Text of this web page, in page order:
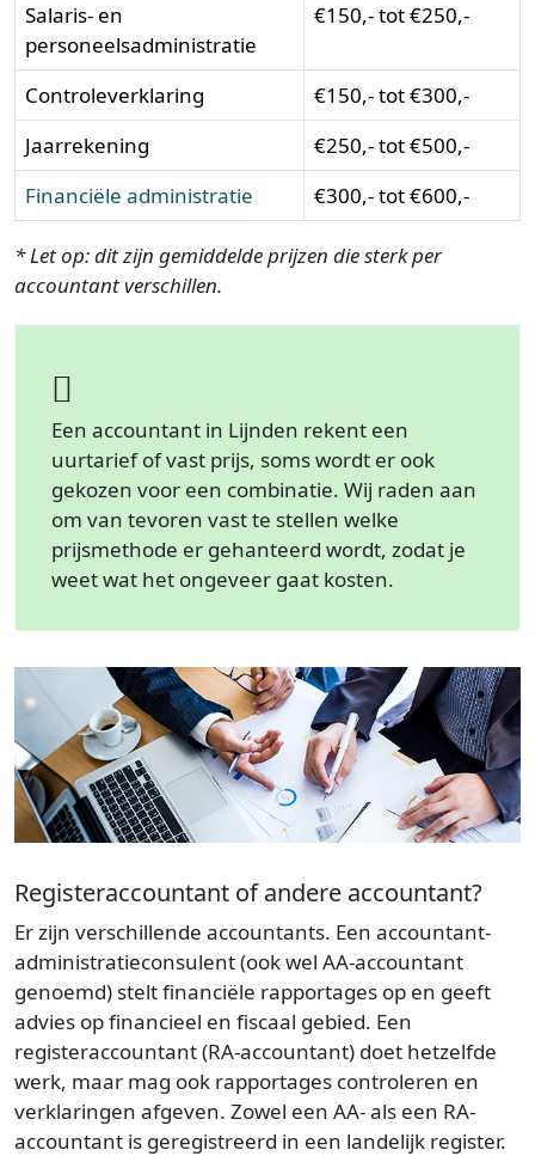
Salaris- en
personeelsadministratie
€150,- tot €250,-
Controleverklaring
€150,- tot €300,-
Jaarrekening
€250,- tot €500,-
Financiële administratie
€300,- tot €600,-
* Let op: dit zijn gemiddelde prijzen die sterk per
accountant verschillen.
Een accountant in Lijnden rekent een
uurtarief of vast prijs, soms wordt er ook
gekozen voor een combinatie. Wij raden aan
om van tevoren vast te stellen welke
prijsmethode er gehanteerd wordt, zodat je
weet wat het ongeveer gaat kosten.
Registeraccountant of andere accountant?
Er zijn verschillende accountants. Een accountant-
administratieconsulent (ook wel AA-accountant
genoemd) stelt financiële rapportages op en geeft
advies op financieel en fiscaal gebied. Een
registeraccountant (RA-accountant) doet hetzelfde
werk, maar mag ook rapportages controleren en
verklaringen afgeven. Zowel een AA- als een RA-
accountant is geregistreerd in een landelijk register.